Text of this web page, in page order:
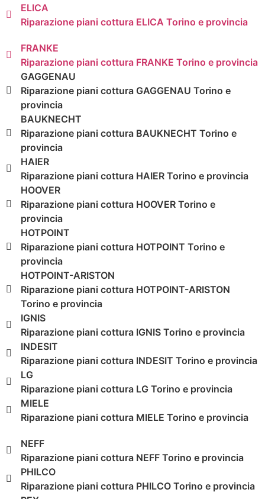
ELICA
Riparazione piani cottura ELICA Torino e provincia
FRANKE
Riparazione piani cottura FRANKE Torino e provincia
GAGGENAU
Riparazione piani cottura GAGGENAU Torino e
provincia
BAUKNECHT
Riparazione piani cottura BAUKNECHT Torino e
provincia
HAIER
Riparazione piani cottura HAIER Torino e provincia
HOOVER
Riparazione piani cottura HOOVER Torino e
provincia
HOTPOINT
Riparazione piani cottura HOTPOINT Torino e
provincia
HOTPOINT-ARISTON
Riparazione piani cottura HOTPOINT-ARISTON
Torino e provincia
IGNIS
Riparazione piani cottura IGNIS Torino e provincia
INDESIT
Riparazione piani cottura INDESIT Torino e provincia
LG
Riparazione piani cottura LG Torino e provincia
MIELE
Riparazione piani cottura MIELE Torino e provincia
NEFF
Riparazione piani cottura NEFF Torino e provincia
PHILCO
Riparazione piani cottura PHILCO Torino e provincia